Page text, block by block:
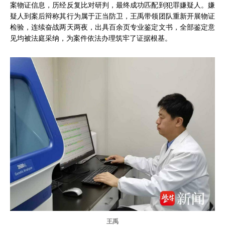
案物证信息，历经反复比对研判，最终成功匹配到犯罪嫌疑人。嫌
疑人到案后辩称其行为属于正当防卫，王禹带领团队重新开展物证
检验，连续奋战两天两夜，出具百余页专业鉴定文书，全部鉴定意
见均被法庭采纳，为案件依法办理筑牢了证据根基。
王禹